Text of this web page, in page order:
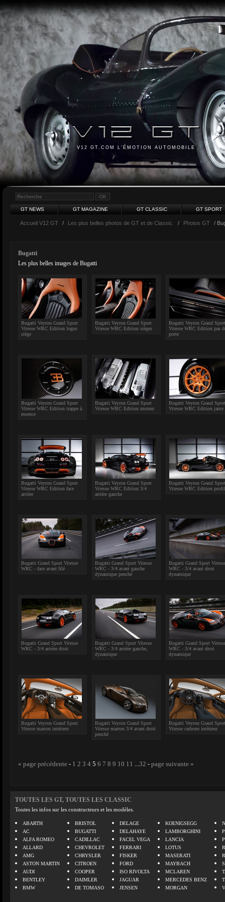
V12 GT.COM L'ÉMOTION AUTOMOBILE
GT NEWS GT MAGAZINE GT CLASSIC GT SPORT
Accueil V12 GT / Les plus belles photos de GT et de Classic. / Photos GT /
Bugatti
Les plus belles images de Bugatti
Bugatti Veyron Grand Sport
Vitesse WRC Edition logos
siège
Bugatti Veyron Grand Sport
Vitesse WRC Edition sièges
Bugatti Veyron Grand Sport
Vitesse WRC Edition pas
porte
Bugatti Veyron Grand Sport
Vitesse WRC Edition trappe à
essence
Bugatti Veyron Grand Sport
Vitesse WRC Edition moteur
Bugatti Veyron Grand Sport
Vitesse WRC Edition jante
Bugatti Veyron Grand Sport
Vitesse WRC Edition face
arrière
Bugatti Veyron Grand Sport
Vitesse WRC Edition 3/4
arrière gauche
Bugatti Veyron Grand Sport
Vitesse WRC Edition profil
Bugatti Grand Sport Vitesse
WRC - face avant filé
Bugatti Grand Sport Vitesse
WRC - 3/4 avant gauche
dynamique penché
Bugatti Grand Sport Vitesse
WRC - 3/4 avant droit
dynamique
Bugatti Grand Sport Vitesse
WRC - 3/4 arrière droit
Bugatti Grand Sport Vitesse
WRC - 3/4 arrière gauche,
dynamique
Bugatti Grand Sport Vitesse
WRC - 3/4 avant droit
dynamique
Bugatti Veyron Grand Sport
Vitesse marron intérieur
Bugatti Veyron Grand Sport
Vitesse marron 3/4 avant droit
penché
Bugatti Veyron Grand Sport
Vitesse carbone intérieur
« page précédente - 1 2 3 4 5 6 7 8 9 10 11 ...32 - page suivante »
TOUTES LES GT, TOUTES LES CLASSIC
Toutes les infos sur les constructeurs et les modèles.
ABARTH
AC
ALFA ROMEO
ALLARD
AMG
ASTON MARTIN
AUDI
BENTLEY
BMW
BRISTOL
BUGATTI
CADILLAC
CHEVROLET
CHRYSLER
CITROEN
COOPER
DAIMLER
DE TOMASO
DELAGE
DELAHAYE
FACEL VEGA
FERRARI
FISKER
FORD
ISO RIVOLTA
JAGUAR
JENSEN
KOENIGSEGG
LAMBORGHINI
LANCIA
LOTUS
MASERATI
MAYBACH
MCLAREN
MERCEDES BENZ
MORGAN